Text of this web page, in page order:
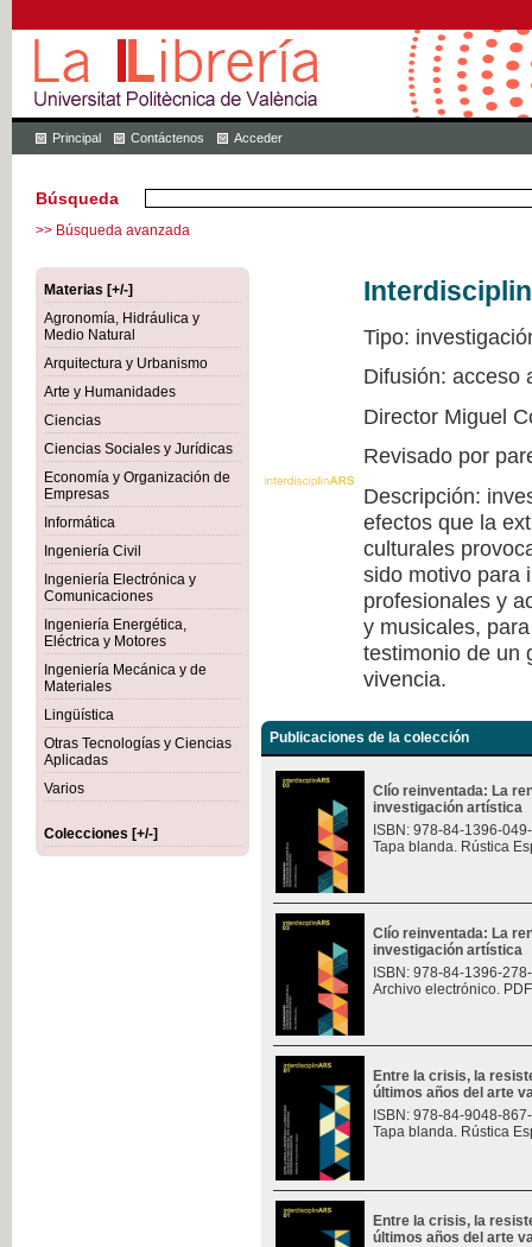
Principal Contáctenos Acceder
Búsqueda
>> Búsqueda avanzada
Materias [+/-]
Agronomía, Hidráulica y
Medio Natural
Arquitectura y Urbanismo
Arte y Humanidades
Ciencias
Ciencias Sociales y Jurídicas
Economía y Organización de
Empresas
Informática
Ingeniería Civil
Ingeniería Electrónica y
Comunicaciones
Ingeniería Energética,
Eléctrica y Motores
Ingeniería Mecánica y de
Materiales
Lingüística
Otras Tecnologías y Ciencias
Aplicadas
Varios
Colecciones [+/-]
Tipo:
Difusión: acceso
Director Miguel
Revisado por
Descripción:
efectos que la
culturales
sido motivo para
profesionales y
y musicales,
testimonio de un
vivencia.
Publicaciones de la colección
Clío reinventada: La
investigación artística
ISBN: 978-84-1396-
Tapa blanda. Rústica
Clío reinventada: La
investigación artística
ISBN: 978-84-1396-
Archivo electrónico.
Entre la crisis, la
últimos años del arte
ISBN: 978-84-9048-
Tapa blanda. Rústica
Entre la crisis, la
últimos años del arte